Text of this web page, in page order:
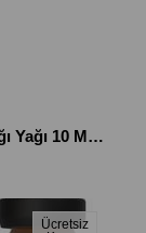
Nane Yağı 10ml - Defne Yaprağı Yağı 10 Ml- Limon Otu Yağı 10ml
Ücretsiz